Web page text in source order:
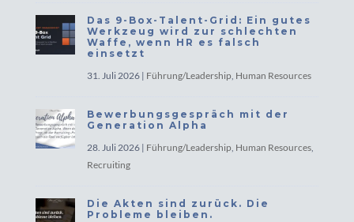
Das 9-Box-Talent-Grid: Ein gutes
Werkzeug wird zur schlechten
Waffe, wenn HR es falsch
einsetzt
31. Juli 2026| Führung/Leadership, Human Resources
Bewerbungsgespräch mit der
Generation Alpha
28. Juli 2026| Führung/Leadership, Human Resources,
Recruiting
Die Akten sind zurück. Die
Probleme bleiben.